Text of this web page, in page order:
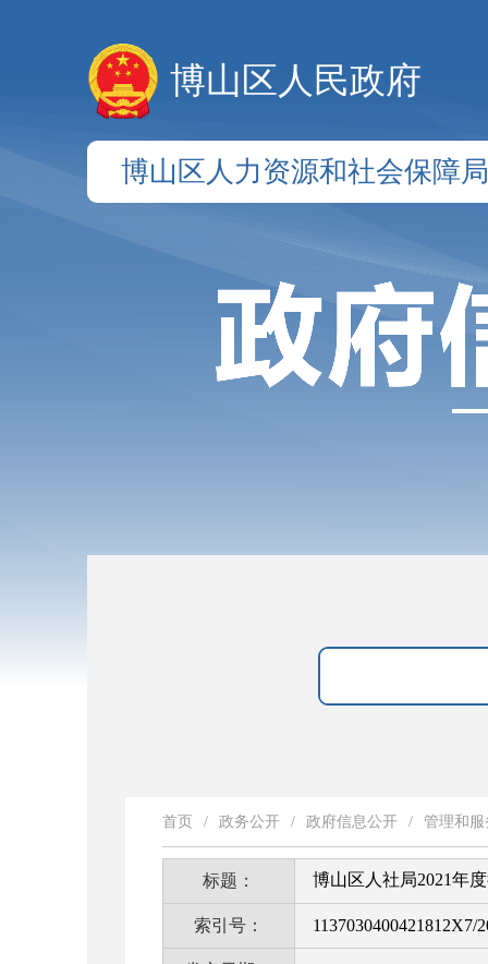
博山区人民政府
博山区人力资源和社会保障局
首页 / 政务公开 / 政府信息公开 / 管理和
标题： 博山区人社局2021年
索引号： 1137030400421812X7/